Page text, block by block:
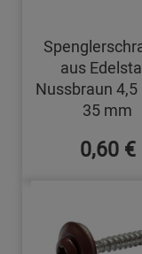
aus
Nussbraun
35 mm
0,60 €